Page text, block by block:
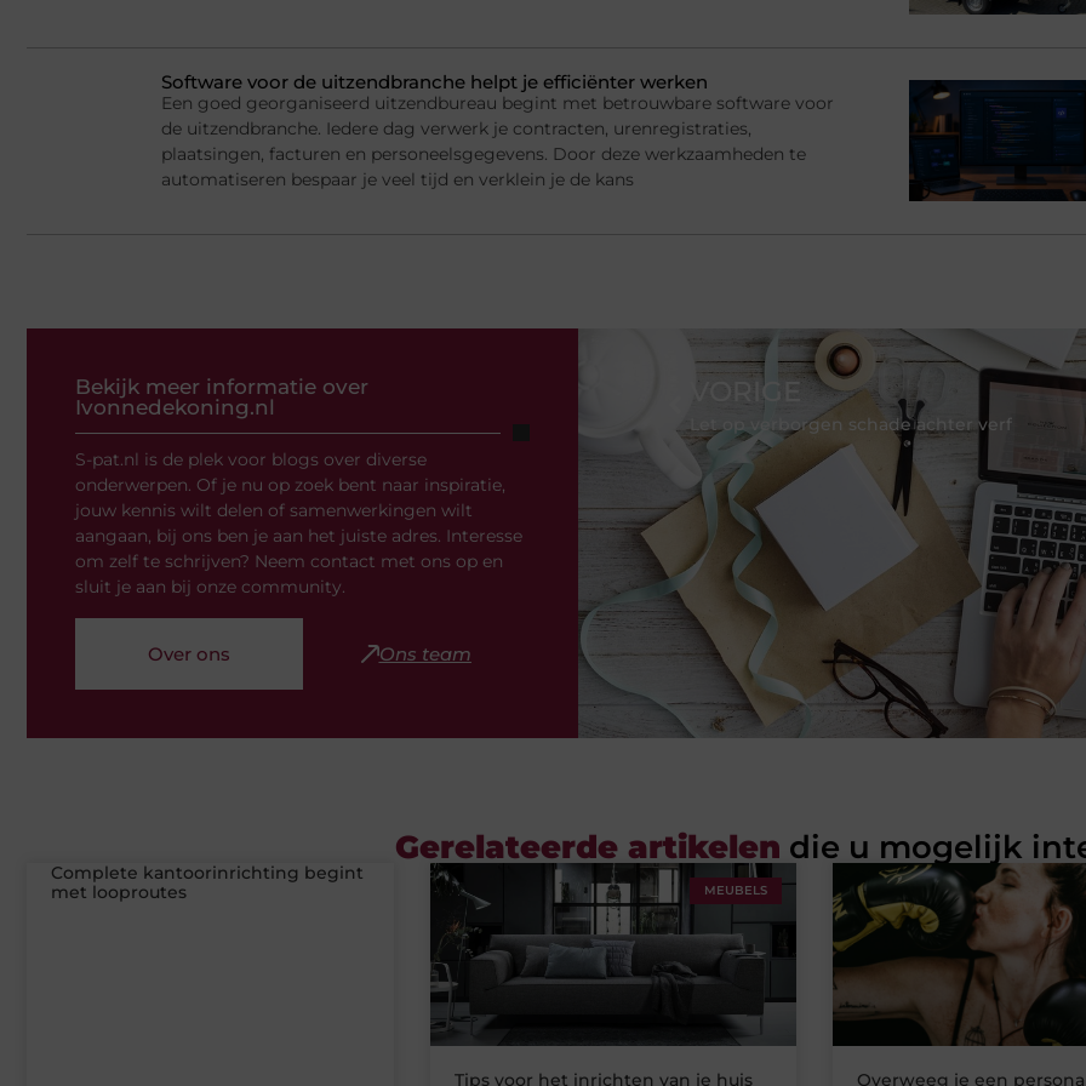
Software voor de uitzendbranche helpt je efficiënter werken
Een goed georganiseerd uitzendbureau begint met betrouwbare software voor
de uitzendbranche. Iedere dag verwerk je contracten, urenregistraties,
plaatsingen, facturen en personeelsgegevens. Door deze werkzaamheden te
automatiseren bespaar je veel tijd en verklein je de kans
Bekijk meer informatie over
Ivonnedekoning.nl
S-pat.nl is de plek voor blogs over diverse
onderwerpen. Of je nu op zoek bent naar inspiratie,
jouw kennis wilt delen of samenwerkingen wilt
aangaan, bij ons ben je aan het juiste adres. Interesse
om zelf te schrijven? Neem contact met ons op en
sluit je aan bij onze community.
Over ons Ons team
VORIGE
Let op verborgen schade achter verf
Gerelateerde artikelen die u mogelijk
Complete kantoorinrichting begint
met looproutes
MEUBELS
Tips voor het inrichten van je huis Overweeg je een